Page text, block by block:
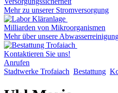
Mehr zu unserer Stromversorgung
Milliarden von Mikroorganismen
Mehr über unsere
Kontaktieren Sie uns!
Anrufen
Stadtwerke Trofaiach Bestattung